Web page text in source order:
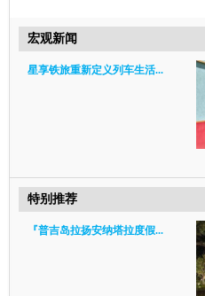
宏观新闻
星享铁旅重新定义列车生活...
特别推荐
『普吉岛拉扬安纳塔拉度假...